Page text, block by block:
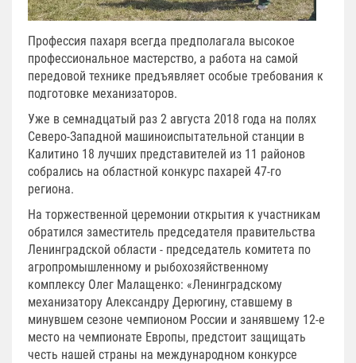
Профессия пахаря всегда предполагала высокое
профессиональное мастерство, а работа на самой
передовой технике предъявляет особые требования к
подготовке механизаторов.
Уже в семнадцатый раз 2 августа 2018 года на полях
Северо-Западной машиноиспытательной станции в
Калитино 18 лучших представителей из 11 районов
собрались на областной конкурс пахарей 47-го
региона.
На торжественной церемонии открытия к участникам
обратился заместитель председателя правительства
Ленинградской области - председатель комитета по
агропромышленному и рыбохозяйственному
комплексу Олег Малащенко: «Ленинградскому
механизатору Александру Дерюгину, ставшему в
минувшем сезоне чемпионом России и занявшему 12-е
место на чемпионате Европы, предстоит защищать
честь нашей страны на международном конкурсе